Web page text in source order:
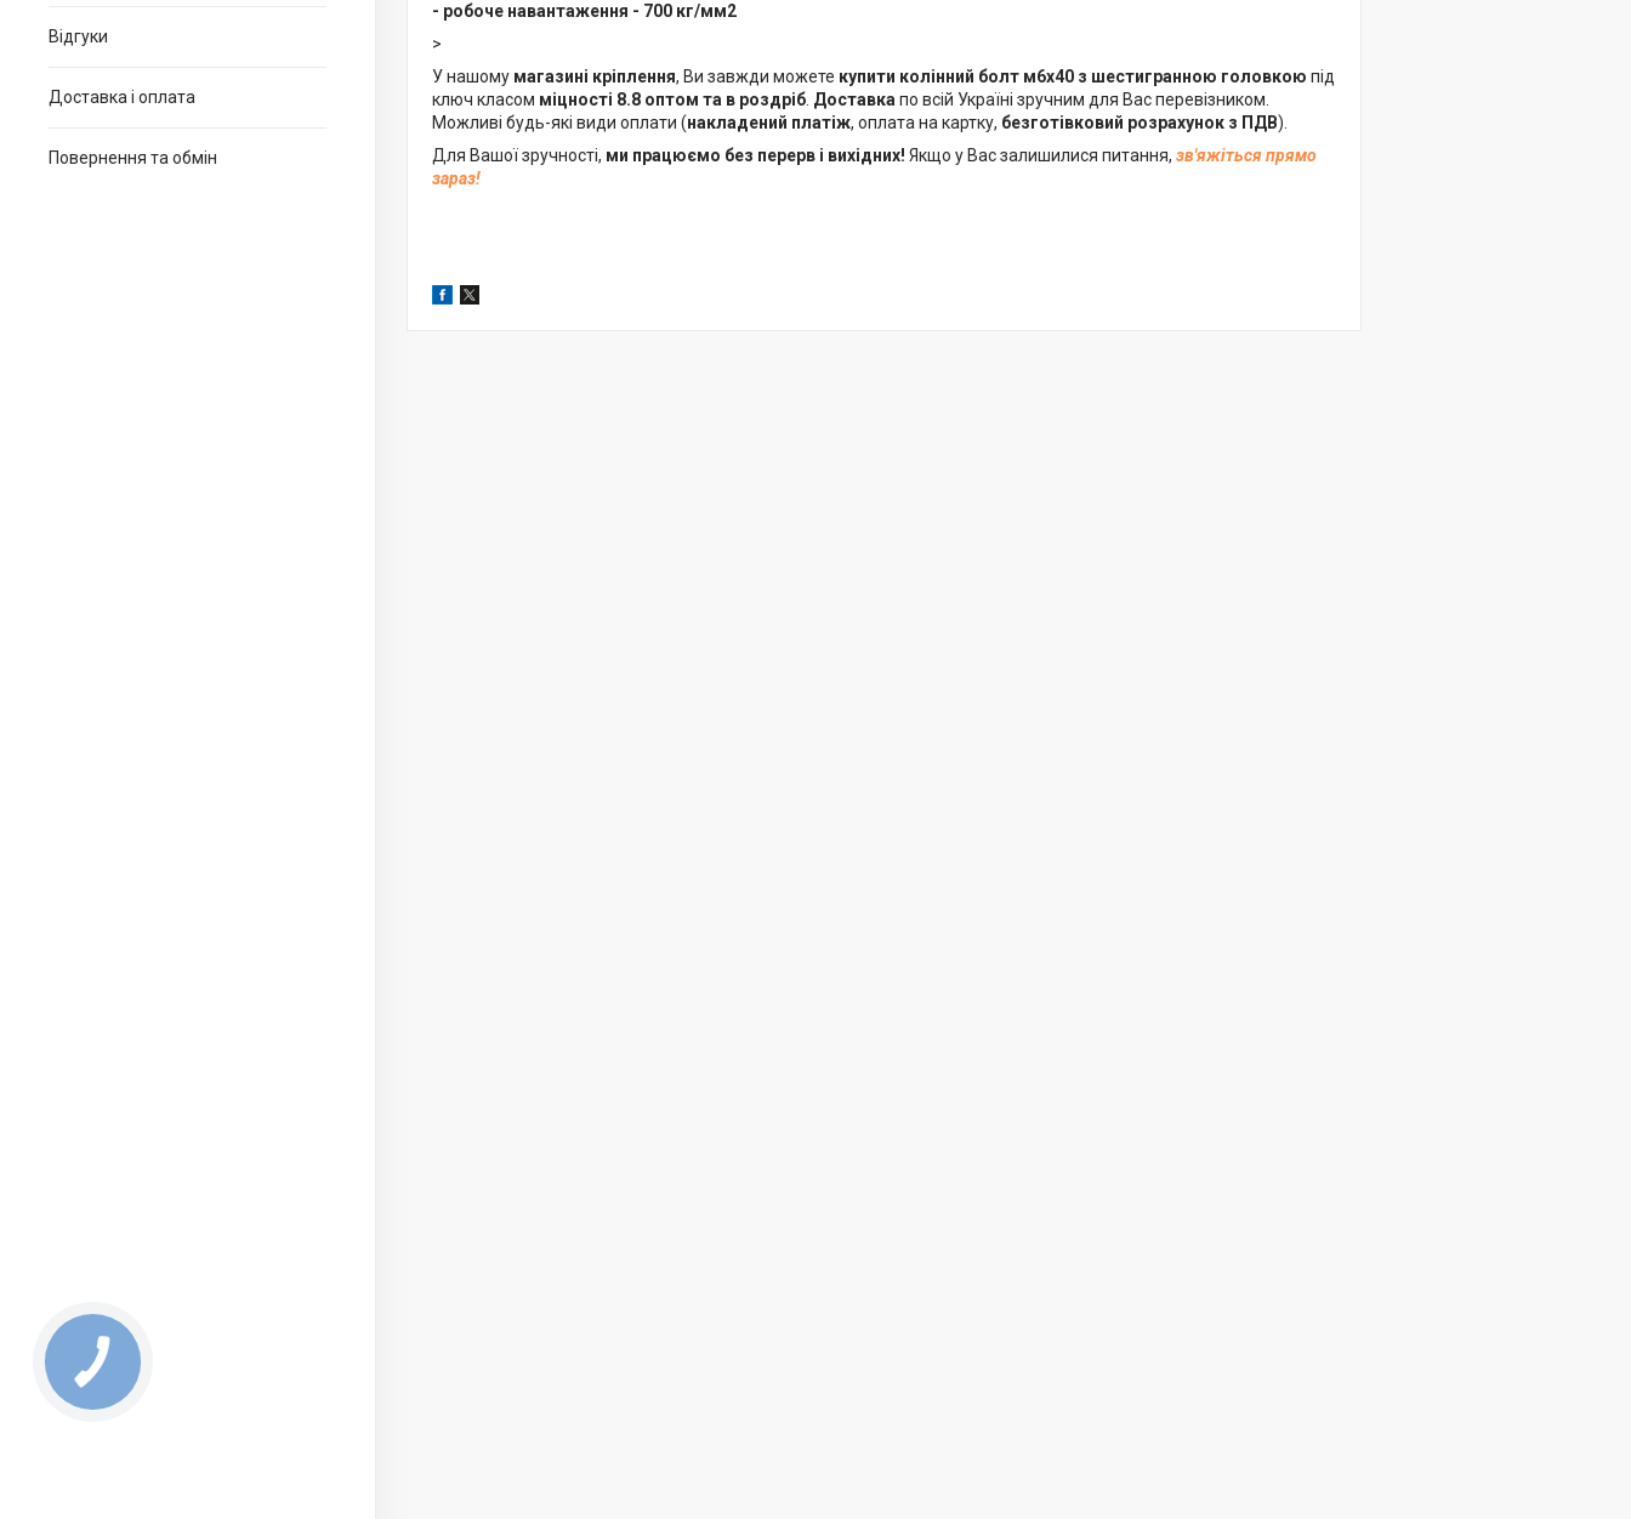
Відгуки
Доставка і оплата
Повернення та обмін
- робоче навантаження - 700 кг/мм2
>
У нашому магазині кріплення, Ви завжди можете купити колінний болт м6х40 з шестигранною головкою під
ключ класом міцності 8.8 оптом та в роздріб Доставка по всій Україні зручним для Вас перевізником.
Можливі будь-які види оплати (накладений платіж, оплата на картку, безготівковий розрахунок з ПДВ).
Для Вашої зручності, ми працюємо без перерв і вихідних! Якщо у Вас залишилися питання, зв'яжіться прямо
зараз!